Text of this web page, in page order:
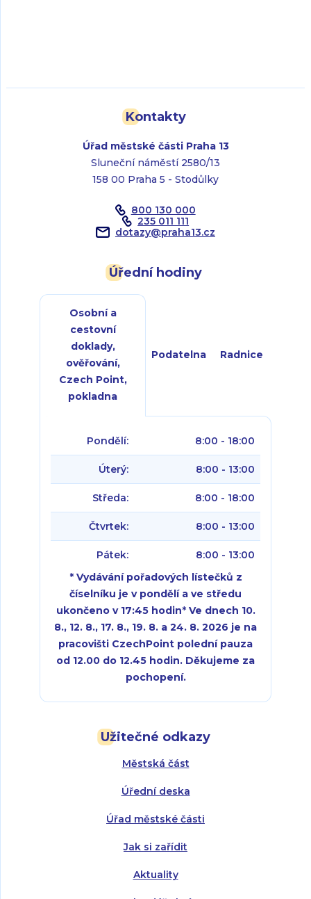
Kontakty
Úřad městské části Praha 13
Sluneční náměstí 2580/13
158 00 Praha 5 - Stodůlky
800 130 000
235 011 111
dotazy@praha13.cz
Užitečné odkazy
Městská část
Úřední deska
Úřad městské části
Jak si zařídit
Aktuality
Úřední hodiny
Osobní a
cestovní
doklady,
ověřování,
Czech Point,
pokladna
Podatelna Radnice
Pondělí: 8:00 - 18:00
Úterý: 8:00 - 13:00
Středa: 8:00 - 18:00
Čtvrtek: 8:00 - 13:00
Pátek:
8:00 - 13:00
* Vydávání pořadových lístečků z
číselníku je v pondělí a ve středu
ukončeno v 17:45 hodin* Ve dnech 10.
8., 12. 8., 17. 8., 19. 8. a 24. 8. 2026 je na
pracovišti CzechPoint polední pauza
od 12.00 do 12.45 hodin. Děkujeme za
pochopení.
Úterý: 8:00 - 16:00
Úterý: 8:00 - 13:00